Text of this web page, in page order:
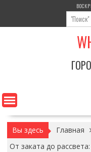
содержимому
Вы здесь Главная
От заката до